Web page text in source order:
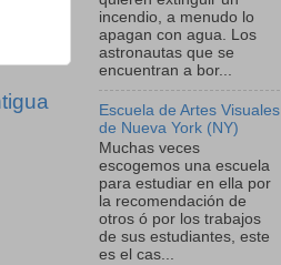
incendio, a menudo lo
apagan con agua. Los
astronautas que se
encuentran a bor...
Escuela de Artes Visuales
de Nueva York (NY)
Muchas veces
escogemos una escuela
para estudiar en ella por
la recomendación de
otros ó por los trabajos
de sus estudiantes, este
es el cas...